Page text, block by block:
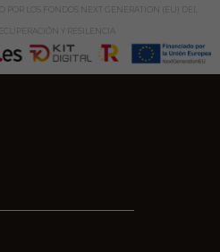
POR LOS FONDOS NEXT GENERATION (EU) DEL
Y RESILENCIA